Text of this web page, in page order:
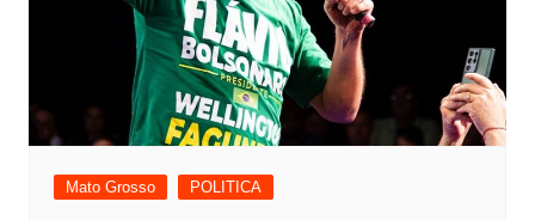
Mato Grosso POLITICA